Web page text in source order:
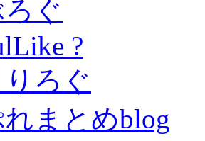
ぐ
?
ろぐ
まとめblog